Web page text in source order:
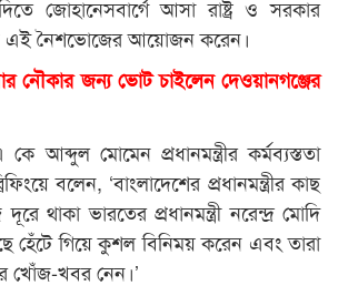
জোহানেসবার্গে আসা রাষ্ট্র ও সরকার
এই নৈশভোজের আয়োজন করেন।
জন্য ভোট চাইলেন দেওয়ানগঞ্জের
এ কে আব্দুল মোমেন প্রধানমন্ত্রীর কর্মব্যস্ততা
বলেন, ‘বাংলাদেশের প্রধানমন্ত্রীর কাছ
থাকা ভারতের প্রধানমন্ত্রী নরেন্দ্র মোদি
হেঁটে গিয়ে কুশল বিনিময় করেন এবং তারা
খোঁজ-খবর নেন।’